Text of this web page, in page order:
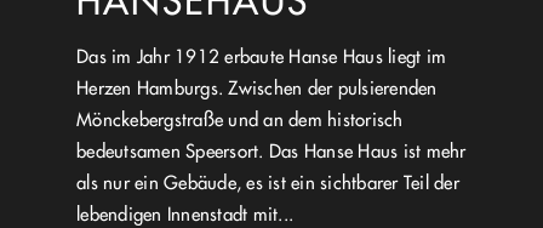
Das im Jahr 1912 erbaute Hanse Haus liegt im
Herzen Hamburgs. Zwischen der pulsierenden
Mönckebergstraße und an dem historisch
bedeutsamen Speersort. Das Hanse Haus ist mehr
als nur ein Gebäude, es ist ein sichtbarer Teil der
lebendigen Innenstadt mit...